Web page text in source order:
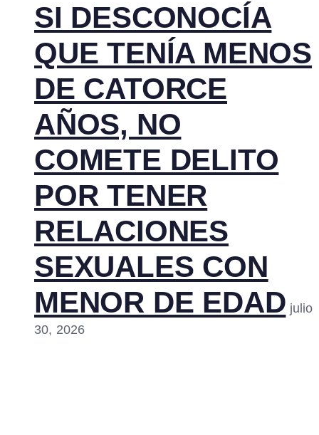
SI DESCONOCÍA
QUE TENÍA MENOS
DE CATORCE
AÑOS, NO
COMETE DELITO
POR TENER
RELACIONES
SEXUALES CON
MENOR DE EDAD julio
30, 2026